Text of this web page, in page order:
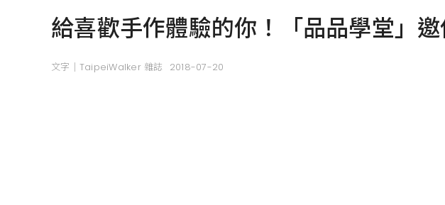
給喜歡手作體驗的你！「品品學堂」
文字｜TaipeiWalker 雜誌 2018-07-20